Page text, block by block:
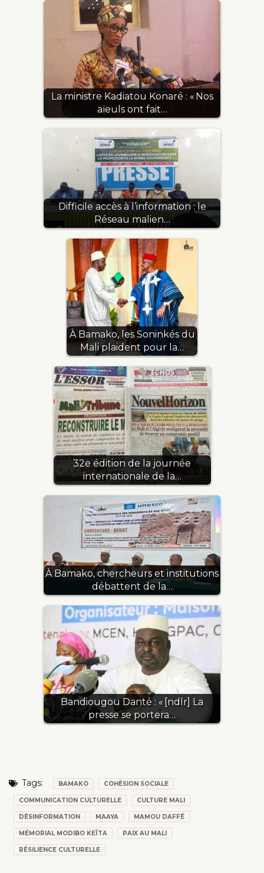
La ministre Kadiatou Konaré : « Nos
aïeuls ont fait…
Difficile accès à l’information : le
Réseau malien…
À Bamako, les Soninkés du
Mali plaident pour la…
32e édition de la journée
internationale de la…
À Bamako, chercheurs et institutions
débattent de la…
Bandiougou Danté : « [ndlr] La
presse se portera…
Tags: BAMAKO COHÉSION SOCIALE
COMMUNICATION CULTURELLE CULTURE MALI
DÉSINFORMATION MAAYA MAMOU DAFFÉ
MÉMORIAL MODIBO KEÏTA PAIX AU MALI
RÉSILIENCE CULTURELLE